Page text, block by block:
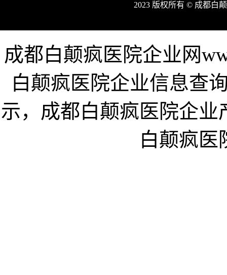
2023 版权所有 © 成都白
成都白颠疯医院企业网
白颠疯医院企业信息查
示，成都白颠疯医院企
白颠疯医